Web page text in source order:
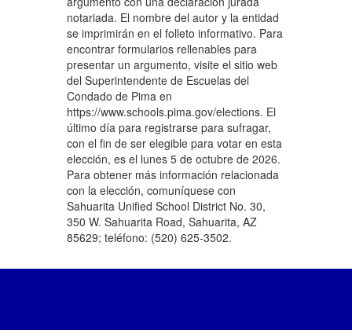
notariada. El nombre del autor y la entidad
se imprimirán en el folleto informativo. Para
encontrar formularios rellenables para
presentar un argumento, visite el sitio web
del Superintendente de Escuelas del
Condado de Pima en
https://www.schools.pima.gov/elections. El
último día para registrarse para sufragar,
con el fin de ser elegible para votar en esta
elección, es el lunes 5 de octubre de 2026.
Para obtener más información relacionada
con la elección, comuníquese con
Sahuarita Unified School District No. 30,
350 W. Sahuarita Road, Sahuarita, AZ
85629; teléfono: (520) 625-3502.